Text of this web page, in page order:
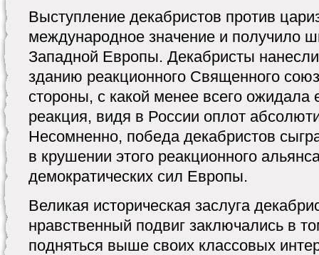
Выступление декабристов против
международное значение и получило
Западной Европы. Декабристы
зданию реакционного Священного
стороны, с какой менее всего ожидала
реакция, видя в России оплот
Несомненно, победа декабристов
в крушении этого реакционного
демократических сил Европы.
Великая историческая заслуга
нравственный подвиг заключались в
подняться выше своих классовых